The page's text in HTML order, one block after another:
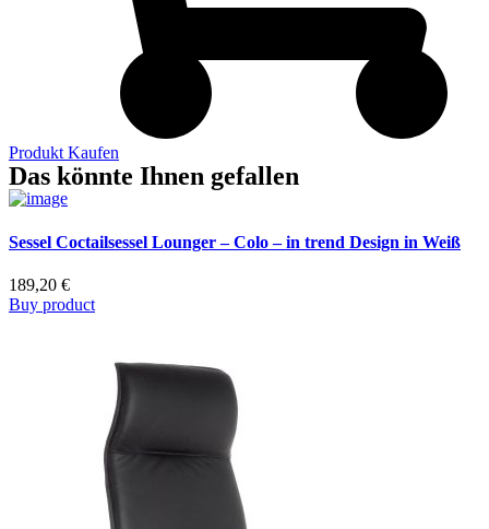
Produkt Kaufen
Das könnte Ihnen gefallen
Sessel Coctailsessel Lounger – Colo – in trend Design in Weiß
189,20 €
Buy product